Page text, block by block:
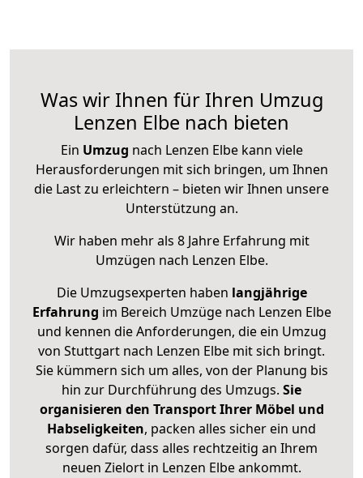
Was wir Ihnen für Ihren Umzug
Lenzen Elbe nach bieten
Ein Umzug nach Lenzen Elbe kann viele
Herausforderungen mit sich bringen, um Ihnen
die Last zu erleichtern – bieten wir Ihnen unsere
Unterstützung an.
Wir haben mehr als 8 Jahre Erfahrung mit
Umzügen nach Lenzen Elbe.
Die Umzugsexperten haben langjährige
Erfahrung im Bereich Umzüge nach Lenzen Elbe
und kennen die Anforderungen, die ein Umzug
von Stuttgart nach Lenzen Elbe mit sich bringt.
Sie kümmern sich um alles, von der Planung bis
hin zur Durchführung des Umzugs. Sie
organisieren den Transport Ihrer Möbel und
Habseligkeiten, packen alles sicher ein und
sorgen dafür, dass alles rechtzeitig an Ihrem
neuen Zielort in Lenzen Elbe ankommt.